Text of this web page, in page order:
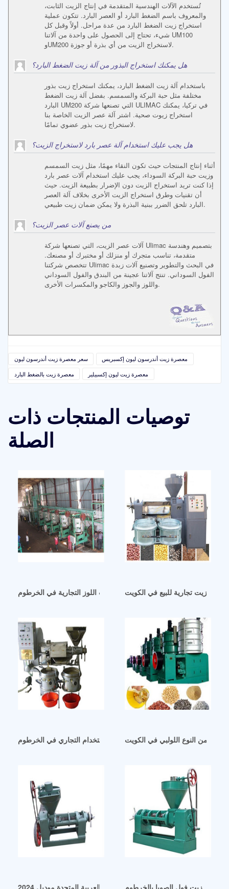
تُستخدم الآلات الهندسية المتقدمة في إنتاج الزيت الثابت،
والمعروف باسم الضغط البارد أو العصر البارد. تتكون عملية
استخراج زيت الضغط البارد من عدة مراحل. أولاً وقبل كل
شيء، تحتاج إلى الحصول على واحدة من آلاتنا UM100
وUM200 لاستخراج الزيت من أي بذرة أو جوزة.
هل يمكنك استخراج البذور من آلة زيت الضغط البارد؟
باستخدام آلة زيت الضغط البارد، يمكنك استخراج زيت بذور
مختلفة مثل حبة البركة والسمسم. بفضل آلة زيت الضغط
البارد UM200 التي تصنعها شركة ULIMAC في تركيا، يمكنك
استخراج زيوت صحية. اشتر آلة عصر الزيت الخاصة بنا
لاستخراج زيت بذور عضوي تمامًا.
هل يجب عليك استخدام آلة عصر بارد لاستخراج الزيت؟
أثناء إنتاج المنتجات حيث تكون النقاء مهمًا، مثل زيت السمسم
وزيت حبة البركة السوداء، يجب عليك استخدام آلات عصر بارد
إذا كنت تريد استخراج الزيت دون الإضرار بطبيعة الزيت. حيث
أن تقنيات وطرق استخراج الزيت الأخرى بخلاف آلة العصر
البارد تلحق الضرر ببنية البذرة ولا يمكن ضمان زيت طبيعي.
من يصنع آلات عصر الزيت؟
آلات عصر الزيت، التي تصنعها شركة Ulimac بتصميم وهندسة
متقدمة، تناسب متجرك أو منزلك أو مختبرك أو مصنعك.
تتخصص شركتنا Ulimac في البحث والتطوير وتصنيع آلات زبدة
الفول السوداني. تنتج آلاتنا عجينة من البندق والفول السوداني
واللوز والجوز والكاجو والمكسرات الأخرى.
سعر معصرة زيت أندرسون ليون
معصرة زيت أندرسون ليون إكسبريس
معصرة زيت بالضغط البارد
معصرة زيت ليون إكسبيلير
توصيات المنتجات ذات
الصلة
آلة عصر زيت اللوز التجارية في الخرطومزيت تجارية للبيع في الكويت
معصرة زيت لولبية للاستخدام التجاري في الخرطوممن النوع اللولبي في الكويت